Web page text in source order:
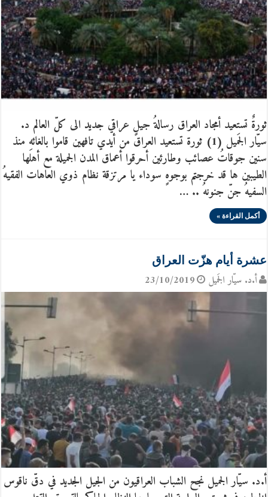
ثورةٌ تستعيد أمجاد العراق رسالةُ جيلٍ عراقي جديد الى كلّ العالم د.
سيّار الجَميل (1) ثورة تستعيد العراق من أيدي تافهين قاموا بالغائهِ منذ
سنين جوقاتُ عصائب وطارئين أحرقوا أعماق المدن الجميلة مع أهلها
الطيبين ها قد خرجتم بوجوهٍ سوداء يا مرتزقة نظام ذوي العاهات الفقيهُ
السفيهُ جنّ جنونهُ .. …
أكمل القراءة »
عشرة أيام هزّت العراق
أ.د. سيّار الجَميل 23/10/2019
أ.د. سيّار الجميل نجح الشباب العراقيون من الجيل الجديد في دقّ ناقوس